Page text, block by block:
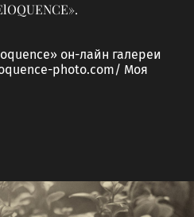
он-лайн галереи
photo.com/ Моя